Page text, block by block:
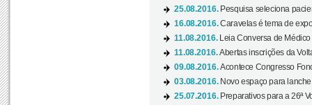
25.08.2016. Pesquisa seleciona
16.08.2016.Caravelas é tema de
11.08.2016.
Leia Conversa de
11.08.2016.Abertas inscrições da
09.08.2016.Acontece Congresso
03.08.2016. Novo espaço para
25.07.2016. Preparativos para a 26ª